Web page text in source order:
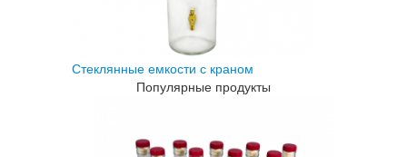
Стеклянные емкости с краном
Популярные продукты